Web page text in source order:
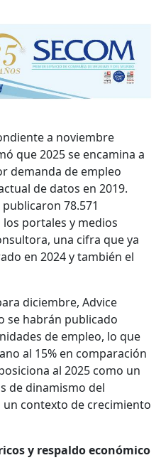
a noviembre
que 2025 se encamina a
demanda de empleo
de datos en 2019.
78.571
portales y medios
una cifra que ya
en 2024 y también el
diciembre, Advice
se habrán publicado
de empleo, lo que
al 15% en comparación
al 2025 como un
de dinamismo del
contexto de crecimiento
y respaldo económico